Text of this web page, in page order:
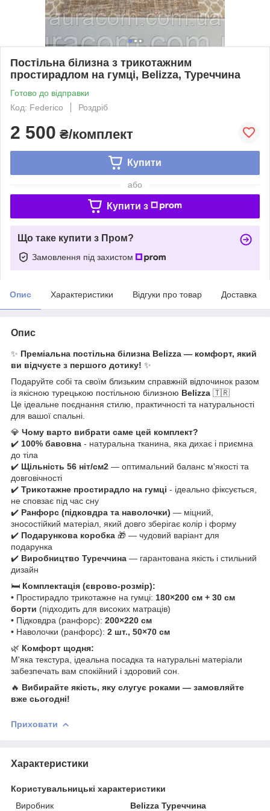
Постільна білизна з трикотажним
простирадлом на гумці, Belizza, Туреччина
Готово до відправки
Код: Federico
Роздріб
2 500 ₴/комплект
Купити
або
Купити з
Що таке купити з Пром?
Замовлення під захистом
Опис Характеристики Відгуки про товар Доставка
Опис
✨ Преміальна постільна білизна Belizza — комфорт, який
ви відчуєте з першого дотику! ✨
Подаруйте собі та своїм близьким справжній відпочинок разом
із якісною турецькою постільною білизною Belizza 🇹🇷
Це ідеальне поєднання стилю, практичності та натуральності
для вашої спальні.
💎 Чому варто вибрати саме цей комплект?
✔️ 100% бавовна - натуральна тканина, яка дихає і приємна
до тіла
✔️ Щільність 56 ніт/см2 — оптимальний баланс м'якості та
довговічності
✔️ Трикотажне простирадло на гумці - ідеально фіксується,
не сповзає під час сну
✔️ Ранфорс (підковдра та наволочки) — міцний,
зносостійкий матеріал, який довго зберігає колір і форму
✔️ Подарункова коробка 🎁 — чудовий варіант для
подарунка
✔️ Виробництво Туреччина — гарантована якість і стильний
дизайн
🛏 Комплектація (єврово-розмір):
• Простирадло трикотажне на гумці: 180×200 см + 30 см
борти (підходить для високих матраців)
• Підковдра (ранфорс): 200×220 см
• Наволочки (ранфорс): 2 шт., 50×70 см
🌿 Комфорт щодня:
М'яка текстура, ідеальна посадка та натуральні матеріали
забезпечать вам спокійний і здоровий сон.
🔥 Вибирайте якість, яку слугує роками — замовляйте
вже сьогодні!
Приховати
Характеристики
Користувальницькі характеристики
Виробник
Belizza Туреччина